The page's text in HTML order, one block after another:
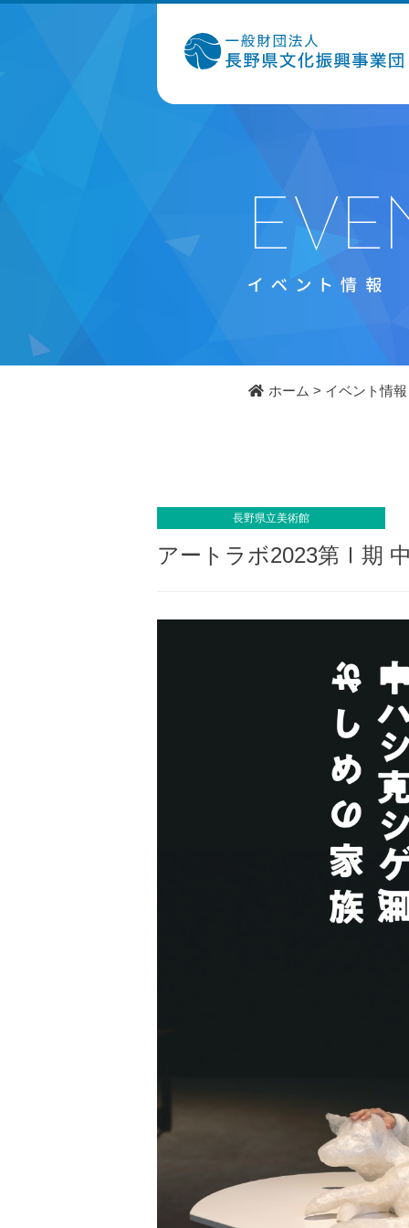
ホーム > イベント情報
長野県立美術館
アートラボ2023第Ⅰ期